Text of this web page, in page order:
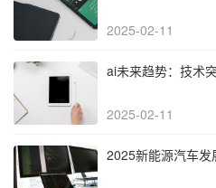
2025-02-11
‌ai未来趋势：技术
2025-02-11
2025新能源汽车发